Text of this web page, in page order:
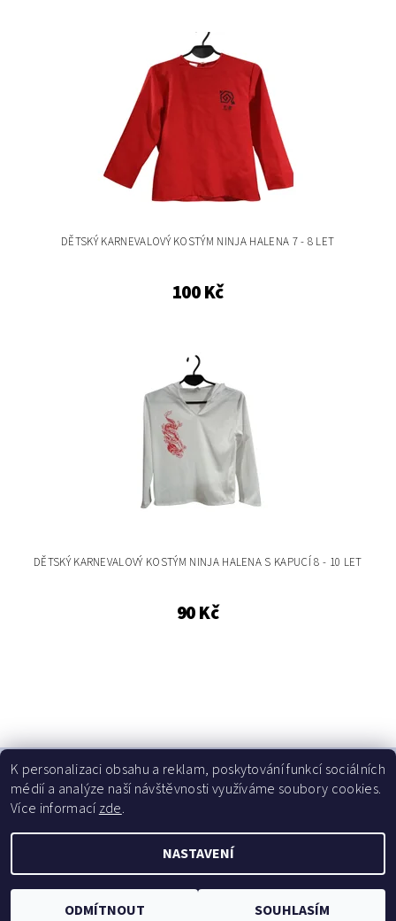
DĚTSKÝ KARNEVALOVÝ KOSTÝM NINJA HALENA 7 - 8 LET
100 Kč
DĚTSKÝ KARNEVALOVÝ KOSTÝM NINJA HALENA S KAPUCÍ 8 - 10 LET
90 Kč
2026 © Dressalia, všechna práva vyhrazenaUpravit nastavení cookies
K personalizaci obsahu a reklam, poskytování funkcí sociálních
médií a analýze naší návštěvnosti využíváme soubory cookies.
Více informacízde.
NASTAVENÍ
ODMÍTNOUT SOUHLASÍM